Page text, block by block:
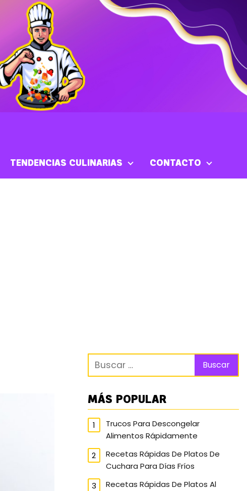
TENDENCIAS CULINARIAS CONTACTO
MÁS POPULAR
Trucos Para Descongelar
Alimentos Rápidamente
Recetas Rápidas De Platos De
Cuchara Para Días Fríos
Recetas Rápidas De Platos Al